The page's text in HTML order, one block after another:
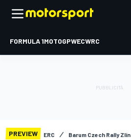
FORMULA 1MOTOGPWECWRC
PREVIEW ERC Barum Czech Rally Zlín